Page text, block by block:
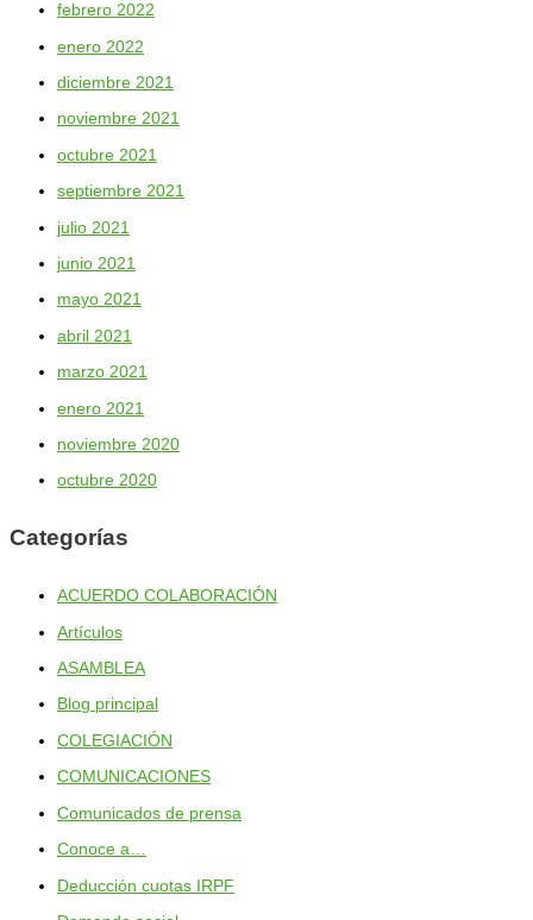
febrero 2022
enero 2022
diciembre 2021
noviembre 2021
octubre 2021
septiembre 2021
julio 2021
junio 2021
mayo 2021
abril 2021
marzo 2021
enero 2021
noviembre 2020
octubre 2020
Categorías
ACUERDO COLABORACIÓN
Artículos
ASAMBLEA
Blog principal
COLEGIACIÓN
COMUNICACIONES
Comunicados de prensa
Conoce a…
Deducción cuotas IRPF